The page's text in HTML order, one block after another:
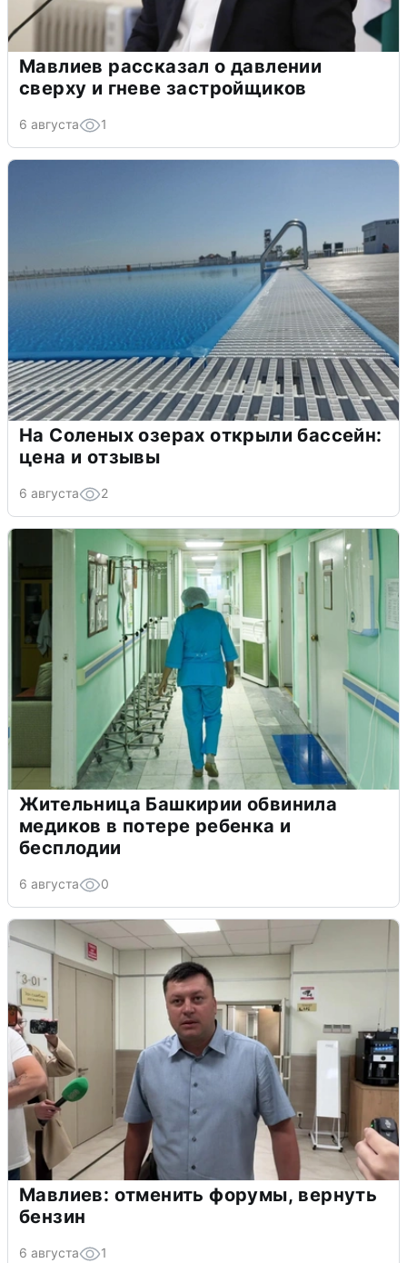
Мавлиев рассказал о давлении
сверху и гневе застройщиков
6 августа 1
На Соленых озерах открыли бассейн:
цена и отзывы
6 августа 2
Жительница Башкирии обвинила
медиков в потере ребенка и
бесплодии
6 августа 0
Мавлиев: отменить форумы, вернуть
бензин
6 августа 1